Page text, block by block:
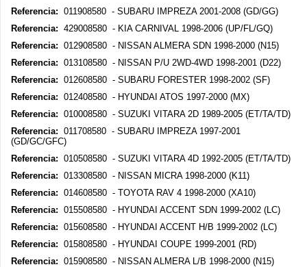
Referencia: 011908580 - SUBARU IMPREZA 2001-2008 (GD/GG)
Referencia: 429008580 - KIA CARNIVAL 1998-2006 (UP/FL/GQ)
Referencia: 012908580 - NISSAN ALMERA SDN 1998-2000 (N15)
Referencia: 013108580 - NISSAN P/U 2WD-4WD 1998-2001 (D22)
Referencia: 012608580 - SUBARU FORESTER 1998-2002 (SF)
Referencia: 012408580 - HYUNDAI ATOS 1997-2000 (MX)
Referencia: 010008580 - SUZUKI VITARA 2D 1989-2005 (ET/TA/TD)
Referencia: 011708580 - SUBARU IMPREZA 1997-2001
(GD/GC/GFC)
Referencia: 010508580 - SUZUKI VITARA 4D 1992-2005 (ET/TA/TD)
Referencia: 013308580 - NISSAN MICRA 1998-2000 (K11)
Referencia: 014608580 - TOYOTA RAV 4 1998-2000 (XA10)
Referencia: 015508580 - HYUNDAI ACCENT SDN 1999-2002 (LC)
Referencia: 015608580 - HYUNDAI ACCENT H/B 1999-2002 (LC)
Referencia: 015808580 - HYUNDAI COUPE 1999-2001 (RD)
Referencia: 015908580 - NISSAN ALMERA L/B 1998-2000 (N15)